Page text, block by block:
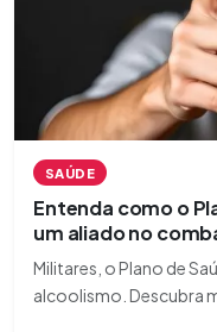
SAÚDE
Entenda como o
um aliado no
Militares, o Plano de
alcoolismo. Descubra